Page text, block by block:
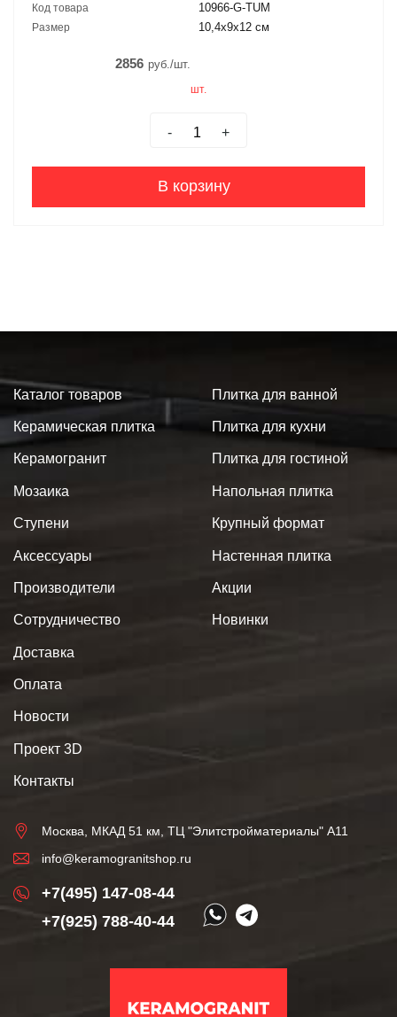
Код товара 10966-G-TUM
Размер 10,4x9x12 см
2856 руб./шт.
шт.
- +
В корзину
Каталог товаров
Керамическая плитка
Керамогранит
Мозаика
Ступени
Аксессуары
Плитка для ванной
Плитка для кухни
Плитка для гостиной
Напольная плитка
Крупный формат
Настенная плитка
Производители
Сотрудничество
Доставка
Оплата
Новости
Проект 3D
Контакты
Акции
Новинки
Москва, МКАД 51 км, ТЦ "Элитстройматериалы" А11
info@keramogranitshop.ru
+7(495) 147-08-44
+7(925) 788-40-44